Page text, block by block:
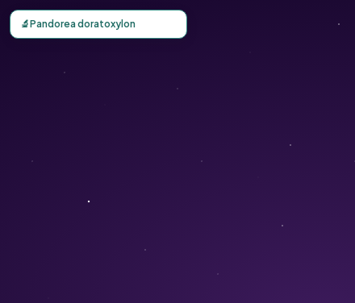
Carte d'observation du Pandorea doratoxylon
🔬Pandorea doratoxylon